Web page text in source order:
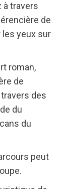
à travers
de
les yeux sur
roman,
de
des
du
du
peut